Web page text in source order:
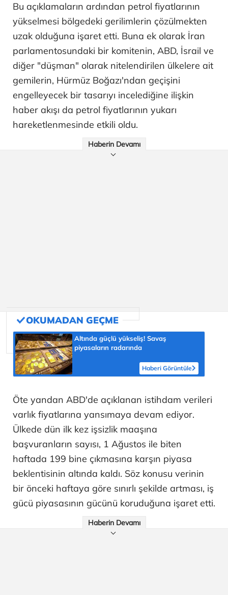
Bu açıklamaların ardından petrol fiyatlarının
yükselmesi bölgedeki gerilimlerin çözülmekten
uzak olduğuna işaret etti. Buna ek olarak İran
parlamentosundaki bir komitenin, ABD, İsrail ve
diğer "düşman" olarak nitelendirilen ülkelere ait
gemilerin, Hürmüz Boğazı'ndan geçişini
engelleyecek bir tasarıyı incelediğine ilişkin
haber akışı da petrol fiyatlarının yukarı
hareketlenmesinde etkili oldu.
Haberin Devamı
Altında güçlü yükseliş! Savaş
piyasaların radarında
Haberi Görüntüle
Öte yandan ABD'de açıklanan istihdam verileri
varlık fiyatlarına yansımaya devam ediyor.
Ülkede dün ilk kez işsizlik maaşına
başvuranların sayısı, 1 Ağustos ile biten
haftada 199 bine çıkmasına karşın piyasa
beklentisinin altında kaldı. Söz konusu verinin
bir önceki haftaya göre sınırlı şekilde artması, iş
gücü piyasasının gücünü koruduğuna işaret etti.
Haberin Devamı